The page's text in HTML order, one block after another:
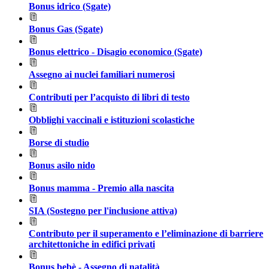
Bonus idrico (Sgate)
Bonus Gas (Sgate)
Bonus elettrico - Disagio economico (Sgate)
Assegno ai nuclei familiari numerosi
Contributi per l’acquisto di libri di testo
Obblighi vaccinali e istituzioni scolastiche
Borse di studio
Bonus asilo nido
Bonus mamma - Premio alla nascita
SIA (Sostegno per l'inclusione attiva)
Contributo per il superamento e l’eliminazione di barriere
architettoniche in edifici privati
Bonus bebè - Assegno di natalità